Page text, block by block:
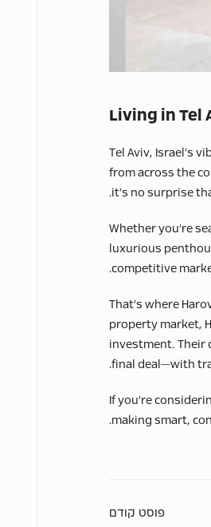
Living in Tel
Tel Aviv, Israel’s
from across the
it’s no surprise
Whether you’re
luxurious
competitive
That’s where
property market,
investment. Their
final deal—with
If you’re
making smart,
פוסט קודם